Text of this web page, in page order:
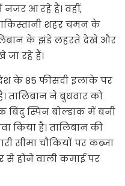
नजर आ रहे हैं। वहीं,
शहर चमन के
के झंडे लहरते देखे और
जा रहे हैं।
देश के 85 फीसदी इलाके पर
तालिबान ने बुधवार को
स्पिन बोल्डाक में बनी
किया है। तालिबान की
सीमा चौकियों पर कब्‍जा
से होने वाली कमाई पर